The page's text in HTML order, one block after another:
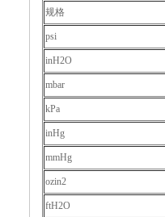
规格
psi
inH2O
mbar
kPa
inHg
mmHg
ozin2
ftH2O